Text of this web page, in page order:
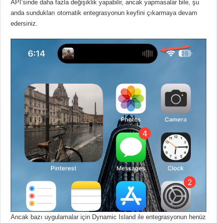
API’sinde daha fazla değişiklik yapabilir, ancak yapmasalar bile, şu
anda sundukları otomatik entegrasyonun keyfini çıkarmaya devam
edersiniz.
Ancak bazı uygulamalar için Dynamic Island ile entegrasyonun henüz